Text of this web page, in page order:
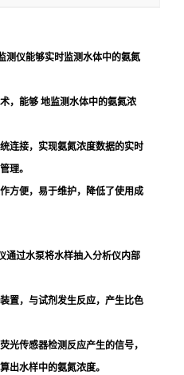
测仪能够实时监测水体中的氨氮
，能够 地监测水体中的氨氮浓
连接，实现氨氮浓度数据的实时
理。
方便，易于维护，降低了使用成
通过水泵将水样抽入分析仪内部
置，与试剂发生反应，产生比色
光传感器检测反应产生的信号，
出水样中的氨氮浓度。